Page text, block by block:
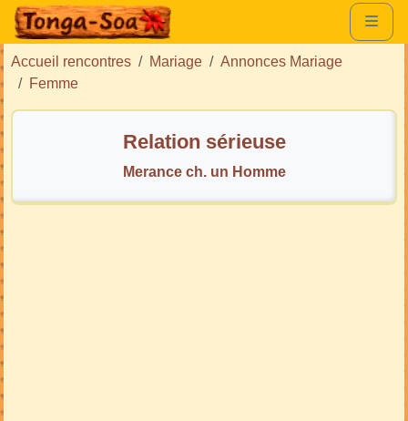
Accueil rencontres Mariage
Annonces Mariage
Femme
Relation sérieuse
Merance ch. un Homme